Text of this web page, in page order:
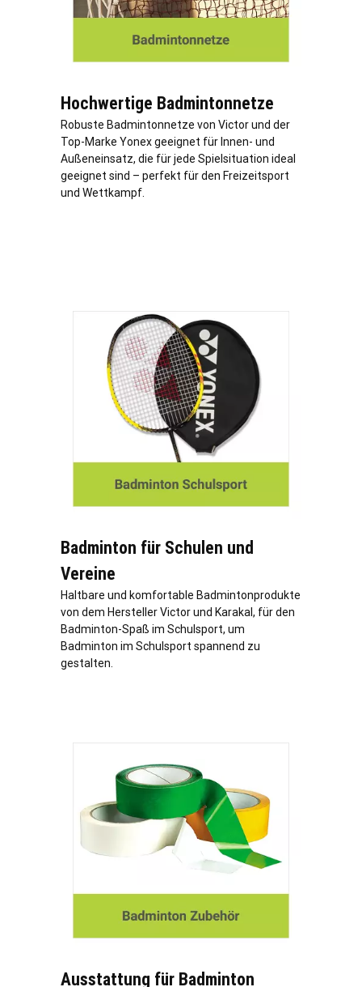
Hochwertige Badmintonnetze
Robuste Badmintonnetze von Victor und der
Top-Marke Yonex geeignet für Innen- und
Außeneinsatz, die für jede Spielsituation ideal
geeignet sind – perfekt für den Freizeitsport
und Wettkampf.
Badminton für Schulen und
Vereine
Haltbare und komfortable Badmintonprodukte
von dem Hersteller Victor und Karakal, für den
Badminton-Spaß im Schulsport, um
Badminton im Schulsport spannend zu
gestalten.
Ausstattung für Badminton